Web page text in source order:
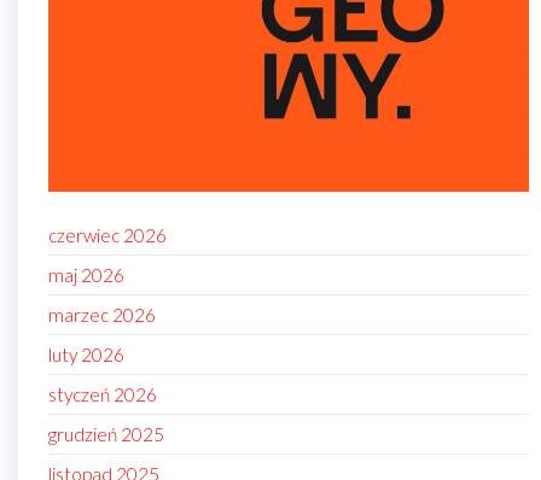
czerwiec 2026
maj 2026
marzec 2026
luty 2026
styczeń 2026
grudzień 2025
listopad 2025